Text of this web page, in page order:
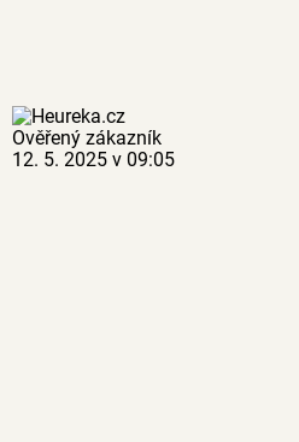
Ověřený zákazník
12. 5. 2025 v 09:05